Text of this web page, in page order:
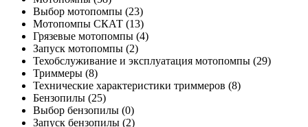
Выбор мотопомпы (23)
Мотопомпы СКАТ (13)
Грязевые мотопомпы (4)
Запуск мотопомпы (2)
Техобслуживание и эксплуатация мотопомпы (29)
Триммеры (8)
Технические характеристики триммеров (8)
Бензопилы (25)
Выбор бензопилы (0)
Запуск бензопилы (2)